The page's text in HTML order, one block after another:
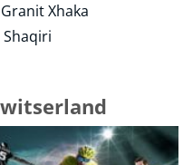
Xhaka